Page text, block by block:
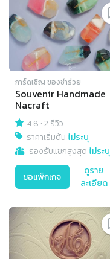
การ์ดเชิญ​ ของชำร่วย
Souvenir Handmade
Nacraft
4.8 ·2 รีวิว
ราคาเริ่มต้นไม่ระบุ
รองรับแขกสูงสุดไม่ระบุ
ขอแพ็กเกจ
ดูราย
ละเอียด